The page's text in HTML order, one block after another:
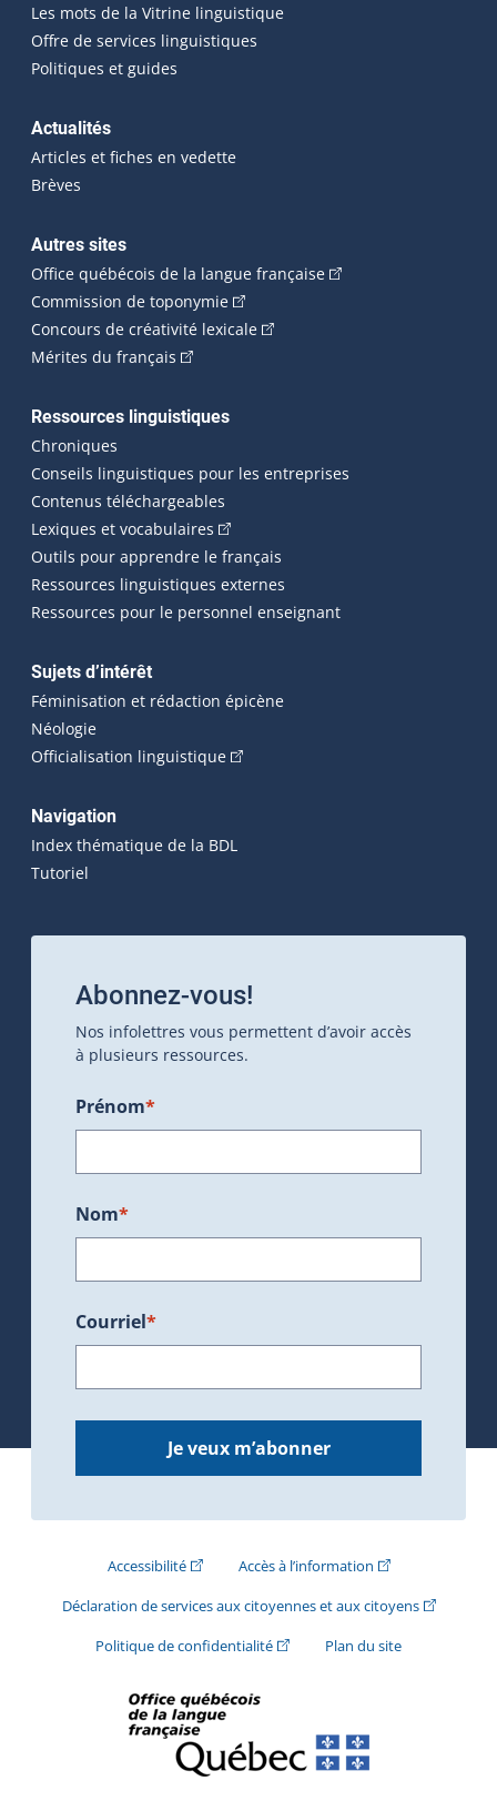
Les mots de la Vitrine linguistique
Offre de services linguistiques
Politiques et guides
Actualités
Articles et fiches en vedette
Brèves
Autres sites
Office québécois de la langue française(Cet hyperlien
Commission de toponymie(Cet hyperlien externe s'ouvrira
Concours de créativité lexicale(Cet hyperlien externe
Mérites du français (Cet hyperlien externe s'ouvrira dans une
Ressources linguistiques
Chroniques
Conseils linguistiques pour les entreprises
Contenus téléchargeables
Lexiques et vocabulaires (Cet hyperlien externe s'ouvrira
Outils pour apprendre le français
Ressources linguistiques externes
Ressources pour le personnel enseignant
Sujets d’intérêt
Féminisation et rédaction épicène
Néologie
Officialisation linguistique(Cet hyperlien externe s'ouvrira
Navigation
Index thématique de la BDL
Tutoriel
Abonnez-vous!
Nos infolettres vous permettent d’avoir accès
à plusieurs ressources.
Prénom*
Nom*
Courriel*
Je veux m’abonner
Accessibilité(Cet hyperlien externe s'ouvrira dans une
Accès à l’information(Cet hyperlien
Déclaration de services aux citoyennes et aux citoyens(Cet
Politique de confidentialité(Cet hyperlien externe s'ouvrira
Plan du site